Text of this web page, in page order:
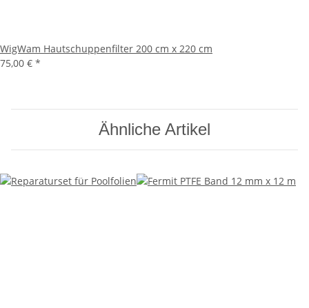
WigWam Hautschuppenfilter 200 cm x 220 cm
75,00 € *
Ähnliche Artikel